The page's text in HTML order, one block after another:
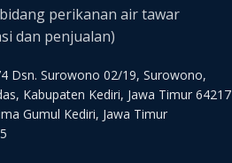
perikanan air tawar
dan penjualan)
Dsn. Surowono 02/19, Surowono,
Kabupaten Kediri, Jawa Timur 64217
Gumul Kediri, Jawa Timur